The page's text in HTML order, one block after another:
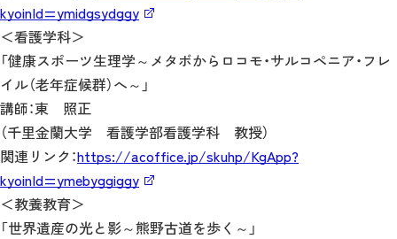
kyoinId=ymidgsydggy
＜看護学科＞
「健康スポーツ生理学～メタボからロコモ・サルコペニア・フレ
イル（老年症候群）へ～」
講師：東 照正
（千里金蘭大学 看護学部看護学科 教授）
関連リンク：https://acoffice.jp/skuhp/KgApp?
kyoinId=ymebyggiggy
＜教養教育＞
「世界遺産の光と影～熊野古道を歩く～」